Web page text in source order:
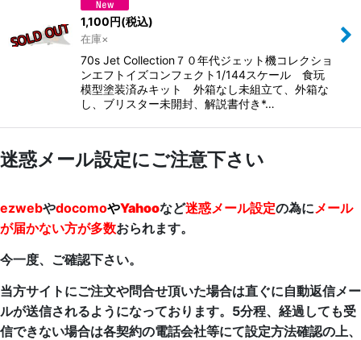
1,100円(税込)
在庫×
70s Jet Collection７０年代ジェット機コレクショ
ンエフトイズコンフェクト1/144スケール 食玩
模型塗装済みキット 外箱なし未組立て、外箱な
し、ブリスター未開封、解説書付き*…
迷惑メール設定にご注意下さい
ezwebやdocomoやYahooなど迷惑メール設定の為に メール
が届かない方が多数おられます。
今一度、ご確認下さい。
当方サイトにご注文や問合せ頂いた場合は直ぐに自動返信メー
ルが送信されるようになっております。5分程、経過しても受
信できない場合は各契約の電話会社等にて設定方法確認の上、